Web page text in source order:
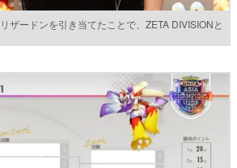
ザードンを引き当てたことで、ZETA DIVISIONと